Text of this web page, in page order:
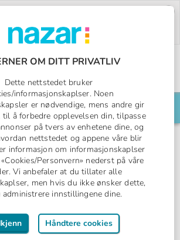
rabattkoden:PW26.
logo
Norges All Inclusive-spesialist
Søk din reise her
tilbud
ferie til en av våre destinasjoner
Da har du kommet helt rett!
bestille tidlig-rabatter til sesongens
på utvalgte hotell.
OM DITT PRIVATLIV
Dette nettstedet bruker
informasjonskaplser. Noen
er nødvendige, mens andre gir
å forbedre opplevelsen din, tilpasse
på tvers av enhetene dine, og
nettstedet og appene våre blir
informasjon om informasjonskaplser
Personvern» nederst på våre
Vi anbefaler at du tillater alle
men hvis du ikke ønsker dette,
administrere innstillingene dine.
Håndtere cookies